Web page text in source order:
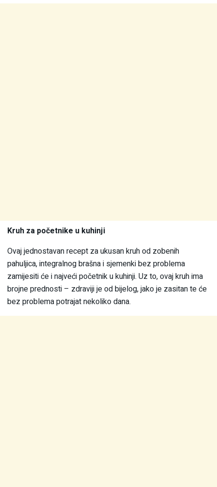
Kruh za početnike u kuhinji
Ovaj jednostavan recept za ukusan kruh od zobenih
pahuljica, integralnog brašna i sjemenki bez problema
zamijesiti će i najveći početnik u kuhinji. Uz to, ovaj kruh ima
brojne prednosti – zdraviji je od bijelog, jako je zasitan te će
bez problema potrajat nekoliko dana.